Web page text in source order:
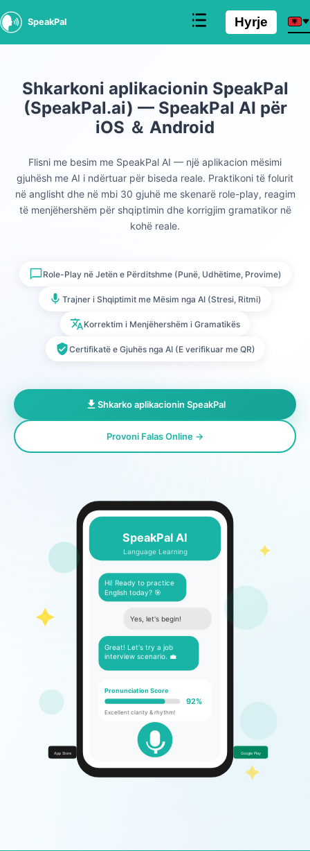
SpeakPal Hyrje
Shkarkoni aplikacionin SpeakPal
(SpeakPal.ai) — SpeakPal AI për
iOS ＆ Android
Flisni me besim me SpeakPal AI — një aplikacion mësimi
gjuhësh me AI i ndërtuar për biseda reale. Praktikoni të folurit
në anglisht dhe në mbi 30 gjuhë me skenarë role-play, reagim
të menjëhershëm për shqiptimin dhe korrigjim gramatikor në
kohë reale.
Role-Play në Jetën e Përditshme (Punë, Udhëtime, Provime)
Trajner i Shqiptimit me Mësim nga AI (Stresi, Ritmi)
Korrektim i Menjëhershëm i Gramatikës
Certifikatë e Gjuhës nga AI (E verifikuar me QR)
Shkarko aplikacionin SpeakPal
Provoni Falas Online →
SpeakPal AI
Language Learning
Hi! Ready to practice
English today? 🎯
Great! Let's try a job
Pronunciation Score
Excellent clarity & rhythm!